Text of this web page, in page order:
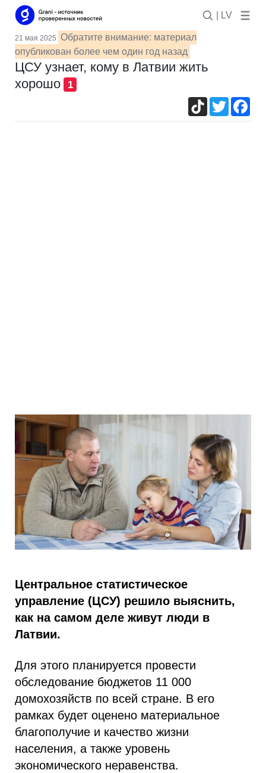
| LV
21 мая 2025 Обратите внимание: материал
опубликован более чем один год назад
ЦСУ узнает, кому в Латвии жить
хорошо
1
TikTokTwitter
Центральное статистическое
управление (ЦСУ) решило выяснить,
как на самом деле живут люди в
Латвии.
Для этого планируется провести
обследование бюджетов 11 000
домохозяйств по всей стране. В его
рамках будет оценено материальное
благополучие и качество жизни
населения, а также уровень
экономического неравенства.